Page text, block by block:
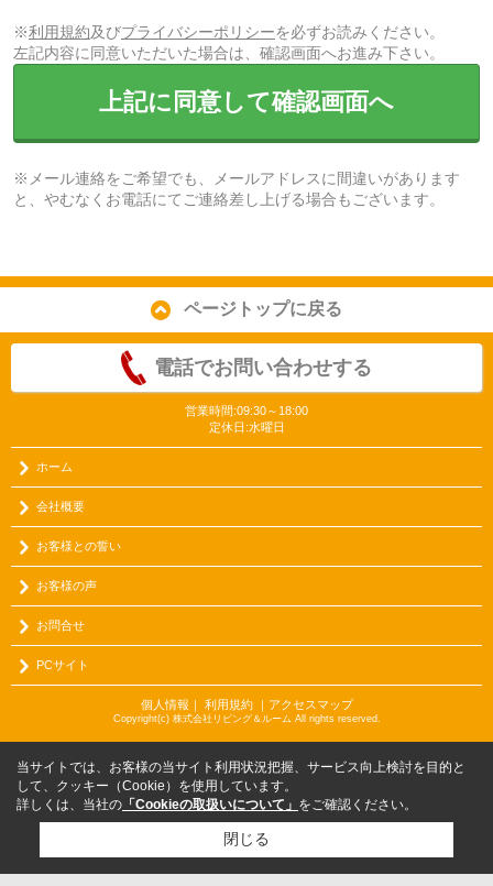
※利用規約及びプライバシーポリシーを必ずお読みください。
左記内容に同意いただいた場合は、確認画面へお進み下さい。
上記に同意して確認画面へ
※メール連絡をご希望でも、メールアドレスに間違いがあります
と、やむなくお電話にてご連絡差し上げる場合もございます。
ページトップに戻る
電話でお問い合わせする
営業時間:09:30～18:00
定休日:水曜日
ホーム
会社概要
お客様との誓い
お客様の声
お問合せ
PCサイト
個人情報 ｜ 利用規約｜ アクセスマップ
Copyright(c) 株式会社リビング＆ルーム All rights reserved.
当サイトでは、お客様の当サイト利用状況把握、サービス向上検討を目的と
して、クッキー（Cookie）を使用しています。
詳しくは、当社の 「Cookieの取扱いについて」 をご確認ください。
閉じる